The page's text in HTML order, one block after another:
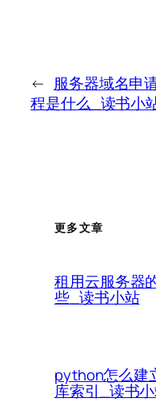
← 服务器域名申
程是什么_读书小
更多文章
租用云服务器
些_读书小站
python怎么建
库索引_读书